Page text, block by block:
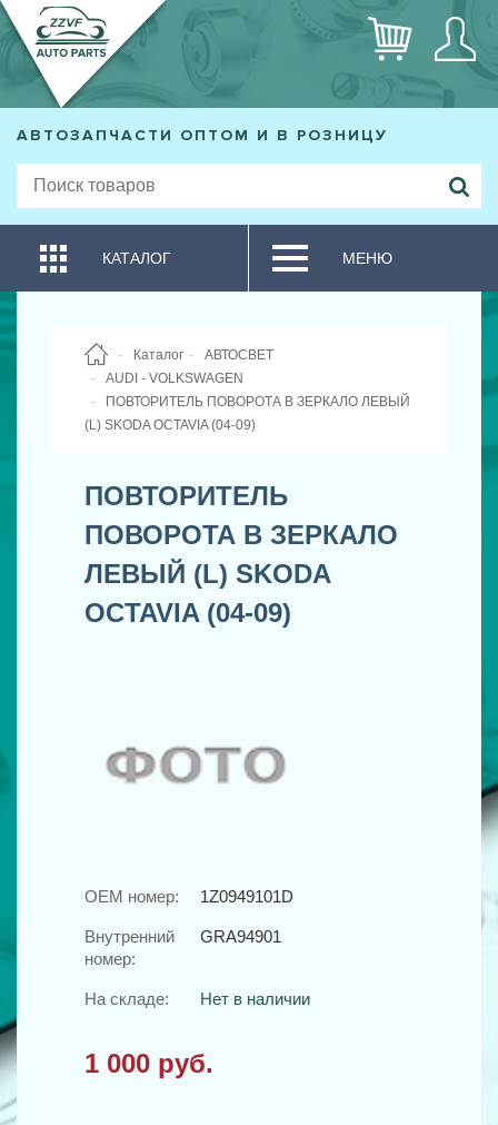
АВТОЗАПЧАСТИ ОПТОМ И В РОЗНИЦУ
КАТАЛОГ МЕНЮ
Каталог
АВТОСВЕТ
AUDI - VOLKSWAGEN
ПОВТОРИТЕЛЬ ПОВОРОТА В ЗЕРКАЛО ЛЕВЫЙ
(L) SKODA OCTAVIA (04-09)
ПОВТОРИТЕЛЬ
ПОВОРОТА В ЗЕРКАЛО
ЛЕВЫЙ (L) SKODA
OCTAVIA (04-09)
OEM номер: 1Z0949101D
Внутренний
номер:
GRA94901
На складе: Нет в наличии
1 000 руб.